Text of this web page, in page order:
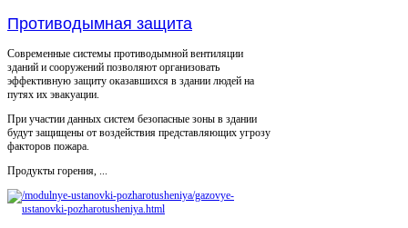
Противодымная защита
Современные системы противодымной вентиляции
зданий и сооружений позволяют организовать
эффективную защиту оказавшихся в здании людей на
путях их эвакуации.
При участии данных систем безопасные зоны в здании
будут защищены от воздействия представляющих угрозу
факторов пожара.
Продукты горения, ...